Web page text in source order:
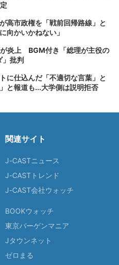
高市政権を「戦前回帰路線」と
かいかねない」
炎上 BGM付き「総理が主役の
」批判
に仕込んだ「不適切な言葉」と
と報道も...大学側は説明拒否
関連サイト
J-CASTニュース
J-CASTトレンド
J-CAST会社ウォッチ
BOOKウォッチ
東京バーゲンマニア
Jタウンネット
ゼロまる